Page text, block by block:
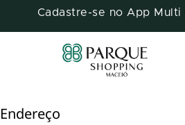
Cadastre-se no App
Endereço